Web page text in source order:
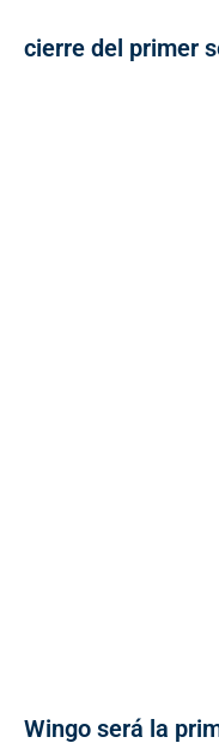
cierre del primer
Wingo será la